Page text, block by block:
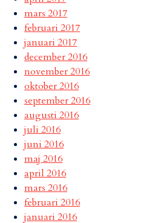
mars 2017
februari 2017
januari 2017
december 2016
november 2016
oktober 2016
september 2016
augusti 2016
juli 2016
juni 2016
maj 2016
april 2016
mars 2016
februari 2016
januari 2016